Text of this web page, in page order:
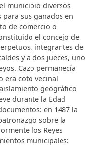
municipio diversos
sus ganados en
de comercio o
el concejo de
integrantes de
y a dos jueces, uno
Cazo permanecía
era coto vecinal
geográfico
durante la Edad
en 1487 la
sobre la
los Reyes
municipales: